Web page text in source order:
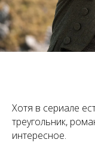
Хотя в сериале
треугольник,
интересное.